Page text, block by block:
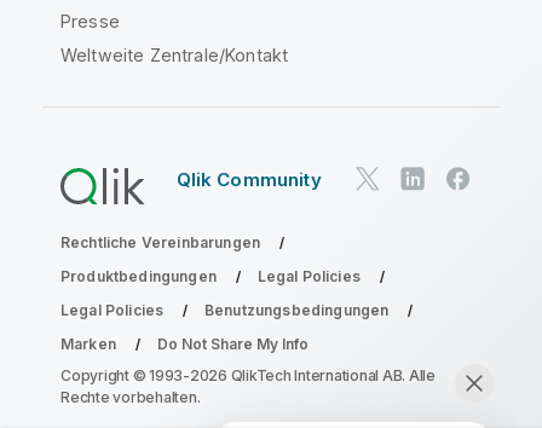
Presse
Weltweite Zentrale/Kontakt
Qlik Community
Rechtliche Vereinbarungen
Produktbedingungen
Legal Policies
Legal Policies
Benutzungsbedingungen
Marken
Do Not Share My Info
Copyright © 1993-2026 QlikTech International AB. Alle
Rechte vorbehalten.